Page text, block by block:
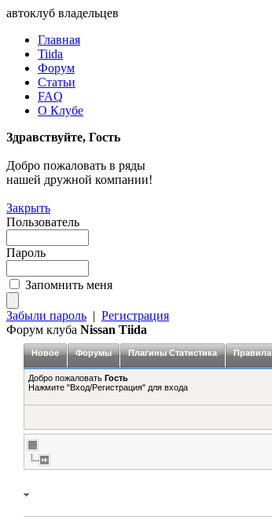
автоклуб владельцев
Главная
Tiida
Форум
Статьи
FAQ
О Клубе
Здравствуйте, Гость
Добро пожаловать в ряды
нашей дружной компании!
Закрыть
Пользователь
Пароль
Запомнить меня
Забыли пароль | Регистрация
Форум клуба Nissan Tiida
Новое Форумы Плагины Статистика Правила
Добро пожаловать Гость
Нажмите "Вход/Регистрация" для входа